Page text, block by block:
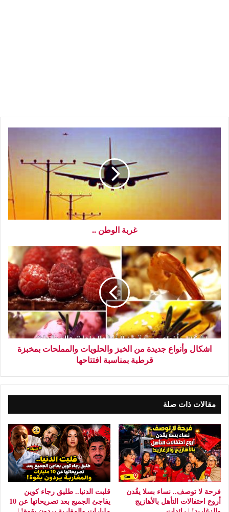
غربة الوطن ..
اشكال وأنواع جديدة من الخبز والحلويات والمملحات بمخبزة
قرطبة بمناسبة افتتاحها
مقالات ذات صلة
فرحة لا توصف.. نساء بسلا يقُدن
أروع احتفالات التأهل بالأهازيج
قلبت الدنيا.. طليق رجاء كوين
يفاجئ الجميع بعد تصريحاتها عن 10